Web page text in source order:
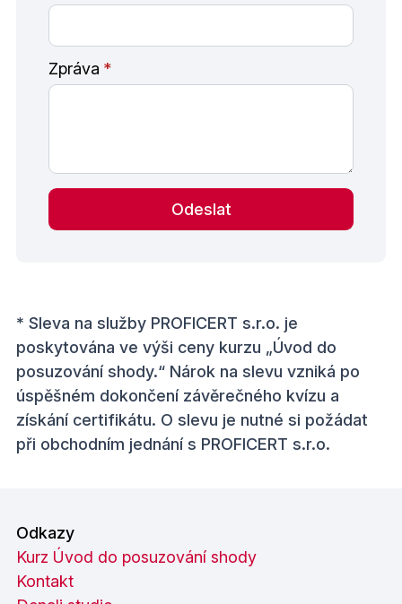
Zpráva *
Odeslat
* Sleva na služby PROFICERT s.r.o. je
poskytována ve výši ceny kurzu „Úvod do
posuzování shody.“ Nárok na slevu vzniká po
úspěšném dokončení závěrečného kvízu a
získání certifikátu. O slevu je nutné si požádat
při obchodním jednání s PROFICERT s.r.o.
Odkazy
Kurz Úvod do posuzování shody
Kontakt